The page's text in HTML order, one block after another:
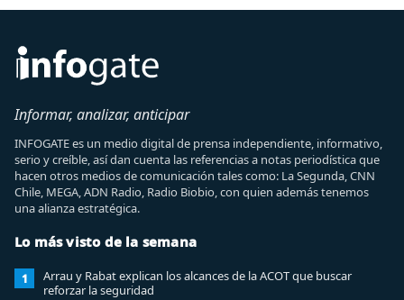
Informar, analizar, anticipar
INFOGATE es un medio digital de prensa independiente, informativo,
serio y creíble, así dan cuenta las referencias a notas periodística que
hacen otros medios de comunicación tales como: La Segunda, CNN
Chile, MEGA, ADN Radio, Radio Biobio, con quien además tenemos
una alianza estratégica.
Lo más visto de la semana
1
Arrau y Rabat explican los alcances de la ACOT que buscar
reforzar la seguridad